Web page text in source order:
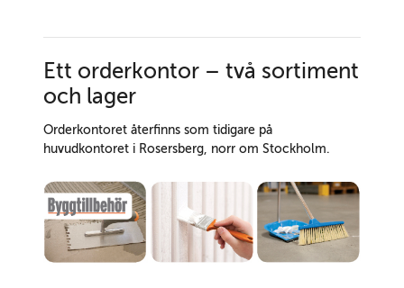
Ett orderkontor – två sortiment
och lager
Orderkontoret återfinns som tidigare på
huvudkontoret i Rosersberg, norr om Stockholm.